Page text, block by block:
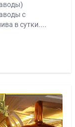
с
в сутки....